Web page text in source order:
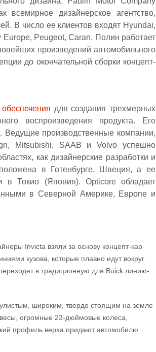
дизайнерское агентство,
В число ее клиентов входят Hyundai,
Peugeot, Caran. Полин работает
произведений автомобильного
до окончательной сборки концепт-
для создания трехмерных
воспроизведения продукта. Его
Ведущие производственные компании,
Mitsubishi, SAAB и Volvo успешно
как дизайнерские разработки и
в Готенбурге, Швеция, а ее
Токио (Япония). Opticore обладает
в Северной Америке, Европе и
Invicta взяли за основу концепт-кар
кузова, которые плавно идут вокруг
в традиционную для Buick линию-
широким, твердо стоящим на земле
огромные 23-дюймовые колеса,
профиль верха придают автомобилю